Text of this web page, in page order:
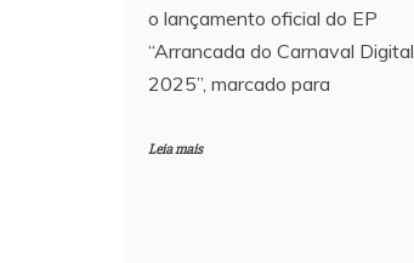
o lançamento oficial do EP
“Arrancada do Carnaval Digital
2025”, marcado para
Leia mais